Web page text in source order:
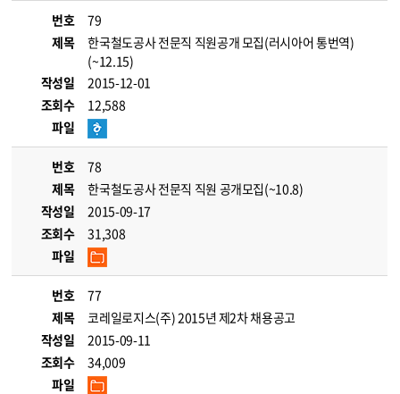
번호
79
제목
한국철도공사 전문직 직원공개 모집(러시아어 통번역)
(~12.15)
작성일
2015-12-01
조회수
12,588
파일
번호
78
제목
한국철도공사 전문직 직원 공개모집(~10.8)
작성일
2015-09-17
조회수
31,308
파일
번호
77
제목
코레일로지스(주) 2015년 제2차 채용공고
작성일
2015-09-11
조회수
34,009
파일